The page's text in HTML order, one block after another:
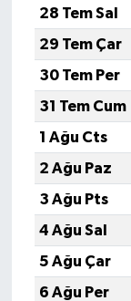
28 Tem Sal
29 Tem Çar
30 Tem Per
31 Tem Cum
1 Ağu Cts
2 Ağu Paz
3 Ağu Pts
4 Ağu Sal
5 Ağu Çar
6 Ağu Per